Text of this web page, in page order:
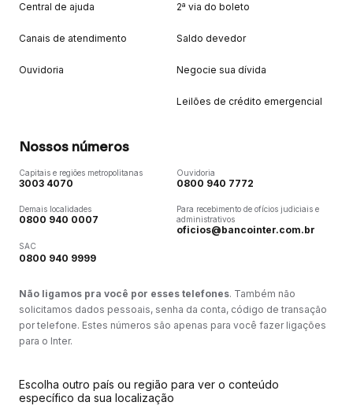
Central de ajuda
Canais de atendimento
Ouvidoria
2ª via do boleto
Saldo devedor
Negocie sua dívida
Leilões de crédito emergencial
Nossos números
Capitais e regiões metropolitanas
3003 4070
Demais localidades
0800 940 0007
SAC
0800 940 9999
Ouvidoria
0800 940 7772
Para recebimento de ofícios judiciais e
administrativos
oficios@bancointer.com.br
Não ligamos pra você por esses telefones. Também não
solicitamos dados pessoais, senha da conta, código de transação
por telefone. Estes números são apenas para você fazer ligações
para o Inter.
Escolha outro país ou região para ver o conteúdo
específico da sua localização